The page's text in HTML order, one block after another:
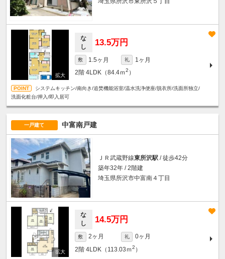
な
し
13.5万円
敷 1.5ヶ月 礼
1ヶ月
2階 4LDK（84.4ｍ2 ）
システムキッチン/南向き/追焚機能浴室/温水洗浄便座/脱衣所/洗面所独立/
洗面化粧台/押入/即入居可
一戸建て 中富南戸建
ＪＲ武蔵野線東所沢駅 / 徒歩42分
築年32年 / 2階建
埼玉県所沢市中富南４丁目
な
し
14.5万円
敷 2ヶ月 礼
0ヶ月
2階 4LDK（113.03ｍ2 ）